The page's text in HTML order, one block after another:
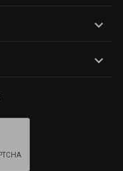

